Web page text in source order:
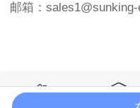
邮箱：
 